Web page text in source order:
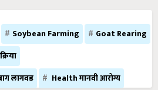
Soybean Farming
Goat Rearing
लागवड
Health मानवी आरोग्य